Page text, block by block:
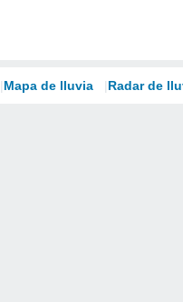
Mapa de lluvia Radar de